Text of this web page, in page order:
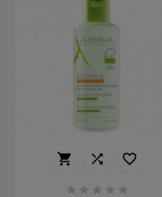
  
    